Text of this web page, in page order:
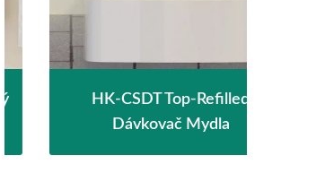
HK-CSDT Top-Refilled
Dávkovač Mydla